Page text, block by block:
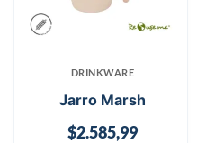
DRINKWARE
Jarro Marsh
$2.585,99